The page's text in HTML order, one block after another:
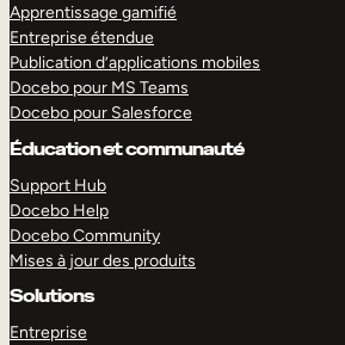
Apprentissage gamifié
Entreprise étendue
Publication d’applications mobiles
Docebo pour MS Teams
Docebo pour Salesforce
Éducation et communauté
Support Hub
Docebo Help
Docebo Community
Mises à jour des produits
Solutions
Entreprise